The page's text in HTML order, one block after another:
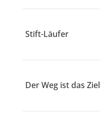
Stift-Läufer
Der Weg ist das Ziel